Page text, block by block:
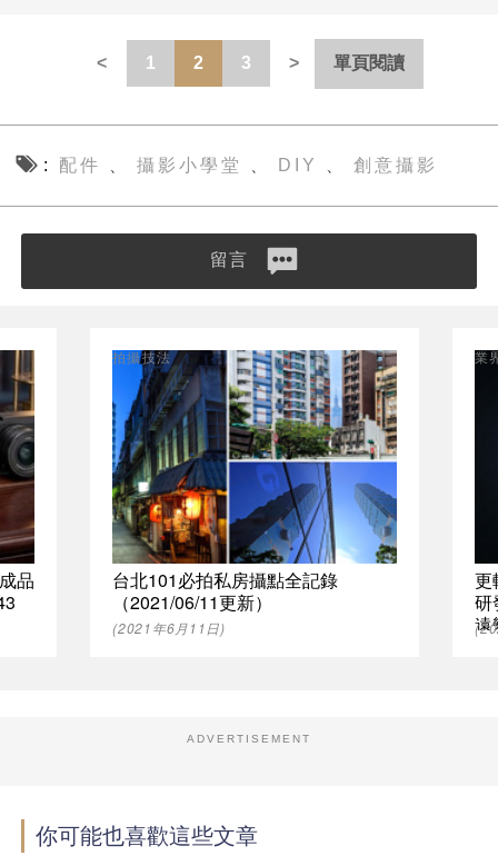
1 2 3 單頁閱讀
配件 、攝影小學堂 DIY 創意攝影
留言
品
台北101必拍私房攝點全記錄
（2021/06/11更新）
拍攝技法
(2021年6月11日)
更
研
遠
業
ADVERTISEMENT
你可能也喜歡這些文章